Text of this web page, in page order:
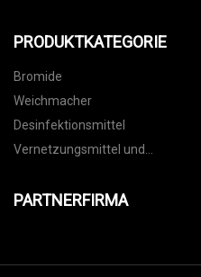
PRODUKTKATEGORIE
Bromide
Weichmacher
Desinfektionsmittel
Vernetzungsmittel und
PARTNERFIRMA